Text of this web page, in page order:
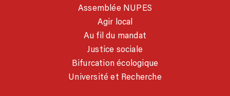
Assemblée NUPES
Agir local
Au fil du mandat
Justice sociale
Bifurcation écologique
Université et Recherche